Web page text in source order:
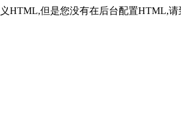
HTML,但是您没有在后台配置HTML,